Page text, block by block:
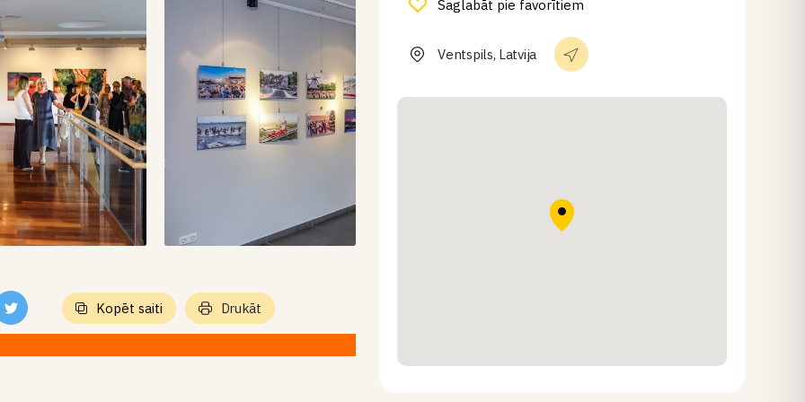
Kopēt saiti Drukāt
Saglabāt pie favorītiem
Ventspils, Latvija